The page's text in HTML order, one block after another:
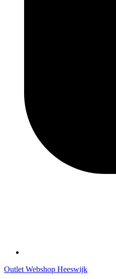
Outlet Webshop Heeswijk